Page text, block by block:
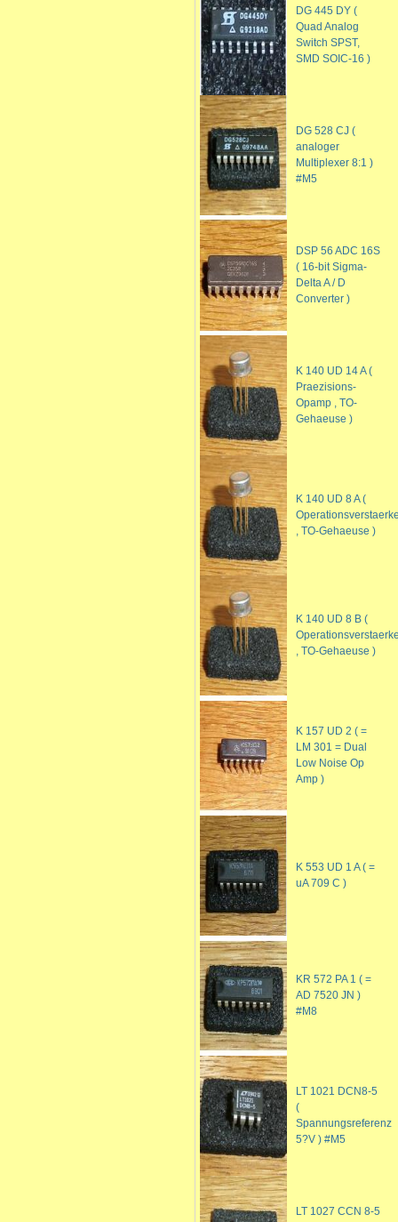
DG 445 DY (
Quad Analog
Switch SPST,
SMD SOIC-16 )
DG 528 CJ (
analoger
Multiplexer 8:1 )
#M5
DSP 56 ADC 16S
( 16-bit Sigma-
Delta A / D
Converter )
K 140 UD 14 A (
Praezisions-
Opamp , TO-
Gehaeuse )
K 140 UD 8 A (
, TO-Gehaeuse )
K 140 UD 8 B (
, TO-Gehaeuse )
K 157 UD 2 ( =
LM 301 = Dual
Low Noise Op
Amp )
K 553 UD 1 A ( =
uA 709 C )
KR 572 PA 1 ( =
AD 7520 JN )
#M8
LT 1021 DCN8-5
(
Spannungsreferenz
5?V ) #M5
LT 1027 CCN 8-5